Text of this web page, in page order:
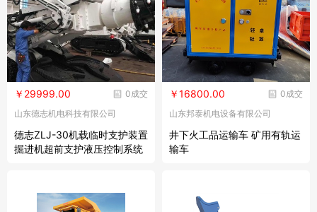
0成交
￥29999.00
山东德志机电科技有限公司
德志ZLJ-30机载临时支护装置
掘进机超前支护液压控制系统
0成交
￥16800.00
山东邦泰机电设备有限公司
井下火工品运输车 矿用有轨运
输车